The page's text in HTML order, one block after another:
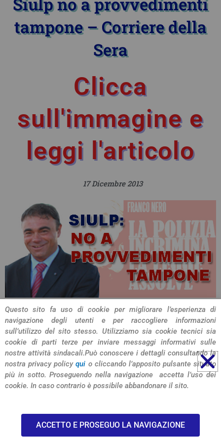
tampone – Corriere della
Sera
Clicca
sull'immagine e
leggi l'articolo
17 Dicembre 2013
CONDIVIDI L'ARTICOLO
© 2026 SIULP Verona
Questo sito fa uso di cookie per migliorare l’esperienza di
navigazione degli utenti e per raccogliere informazioni
sull’utilizzo del sito stesso. Utilizziamo sia cookie tecnici sia
cookie di parti terze per inviare messaggi informativi sulle
nostre attività sindacali.Può conoscere i dettagli consultando la
nostra privacy policyqui o cliccando l’apposito pulsante situato
più in sotto. Proseguendo nella navigazione accetta l’uso dei
cookie. In caso contrario è possibile abbandonare il sito.
ACCETTO E PROSEGUO LA NAVIGAZIONE